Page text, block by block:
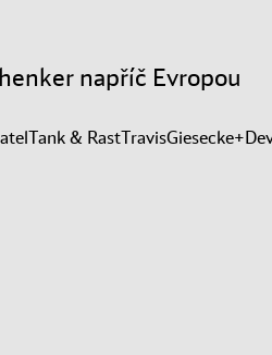
napříč Evropou
Tank & RastTravis